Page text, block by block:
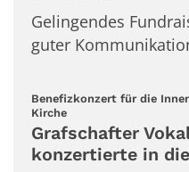
Gelingendes
guter
Benefizkonzert für die
Kirche:
Grafschafter
konzertierte in